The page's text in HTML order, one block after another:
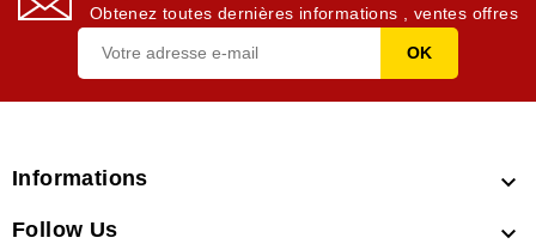
Obtenez toutes dernières informations , ventes offres
Informations 
Follow Us 